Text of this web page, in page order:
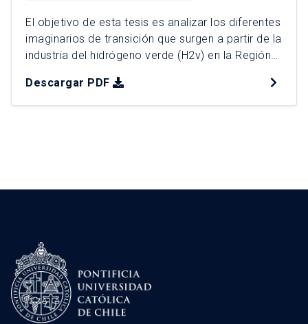
El objetivo de esta tesis es analizar los diferentes
imaginarios de transición que surgen a partir de la
industria del hidrógeno verde (H2v) en la Región
perspectiva multiescalar. Para lograr este
objetivo, se adoptó un enfoque cualitativo que
Descargar PDF